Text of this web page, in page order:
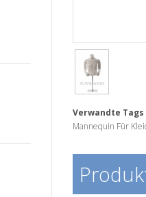
Verwandte Tags
Mannequin Für